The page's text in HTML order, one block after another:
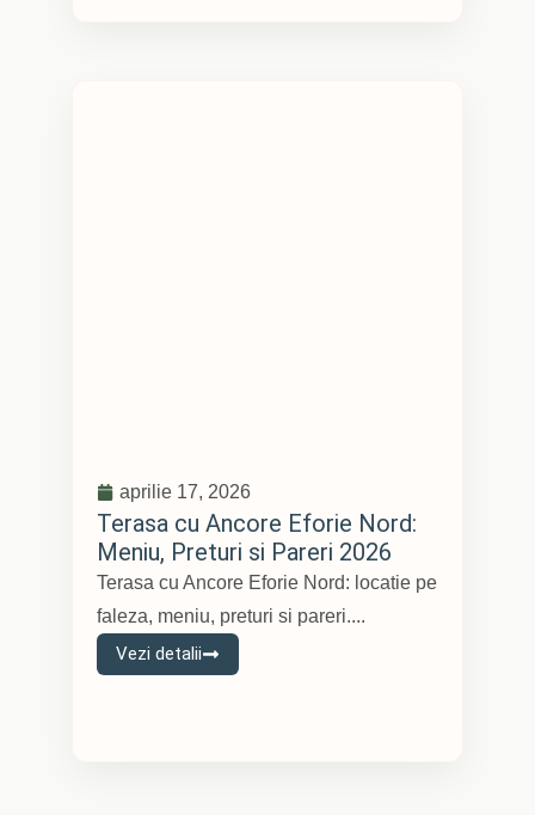
aprilie 17, 2026
Terasa cu Ancore Eforie Nord:
Meniu, Preturi si Pareri 2026
Terasa cu Ancore Eforie Nord: locatie pe
faleza, meniu, preturi si pareri....
Vezi detalii